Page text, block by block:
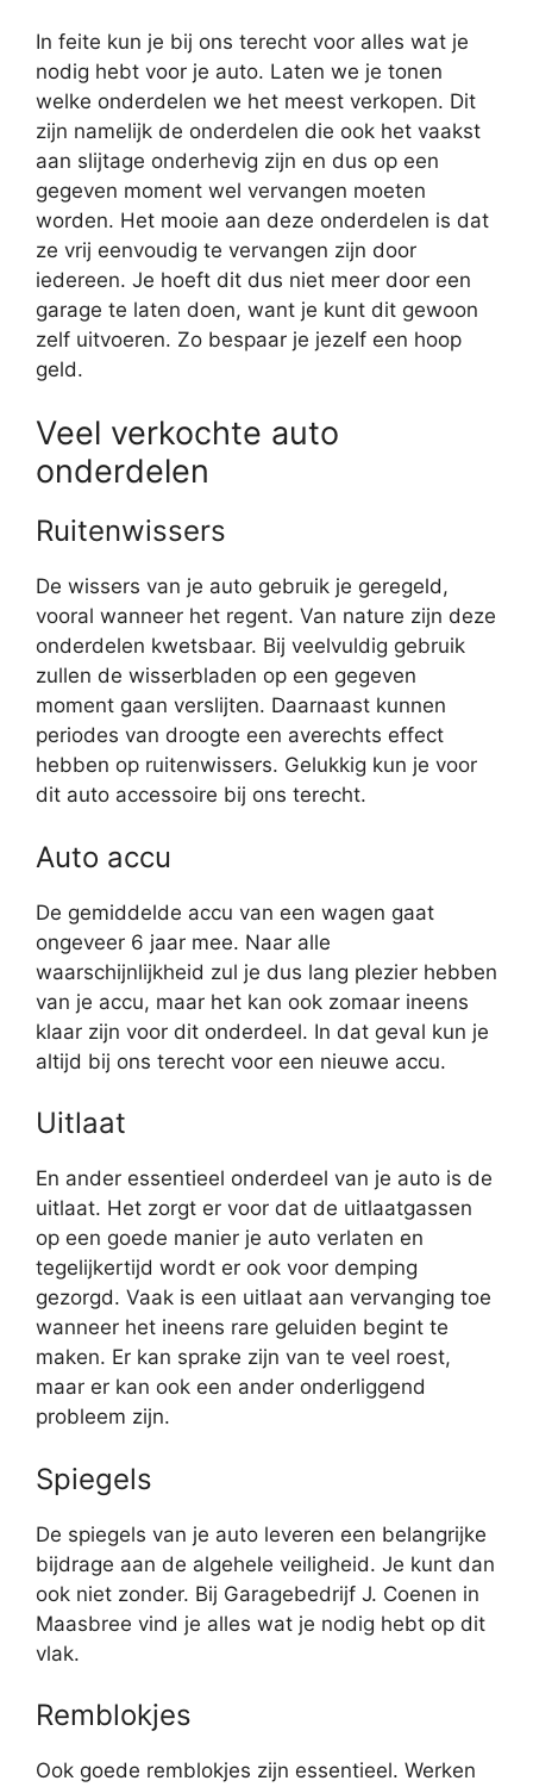
In feite kun je bij ons terecht voor alles wat je
nodig hebt voor je auto. Laten we je tonen
welke onderdelen we het meest verkopen. Dit
zijn namelijk de onderdelen die ook het vaakst
aan slijtage onderhevig zijn en dus op een
gegeven moment wel vervangen moeten
worden. Het mooie aan deze onderdelen is dat
ze vrij eenvoudig te vervangen zijn door
iedereen. Je hoeft dit dus niet meer door een
garage te laten doen, want je kunt dit gewoon
zelf uitvoeren. Zo bespaar je jezelf een hoop
geld.
Veel verkochte auto
onderdelen
Ruitenwissers
De wissers van je auto gebruik je geregeld,
vooral wanneer het regent. Van nature zijn deze
onderdelen kwetsbaar. Bij veelvuldig gebruik
zullen de wisserbladen op een gegeven
moment gaan verslijten. Daarnaast kunnen
periodes van droogte een averechts effect
hebben op ruitenwissers. Gelukkig kun je voor
dit auto accessoire bij ons terecht.
Auto accu
De gemiddelde accu van een wagen gaat
ongeveer 6 jaar mee. Naar alle
waarschijnlijkheid zul je dus lang plezier hebben
van je accu, maar het kan ook zomaar ineens
klaar zijn voor dit onderdeel. In dat geval kun je
altijd bij ons terecht voor een nieuwe accu.
Uitlaat
En ander essentieel onderdeel van je auto is de
uitlaat. Het zorgt er voor dat de uitlaatgassen
op een goede manier je auto verlaten en
tegelijkertijd wordt er ook voor demping
gezorgd. Vaak is een uitlaat aan vervanging toe
wanneer het ineens rare geluiden begint te
maken. Er kan sprake zijn van te veel roest,
maar er kan ook een ander onderliggend
probleem zijn.
Spiegels
De spiegels van je auto leveren een belangrijke
bijdrage aan de algehele veiligheid. Je kunt dan
ook niet zonder. Bij Garagebedrijf J. Coenen in
Maasbree vind je alles wat je nodig hebt op dit
vlak.
Remblokjes
Ook goede remblokjes zijn essentieel. Werken